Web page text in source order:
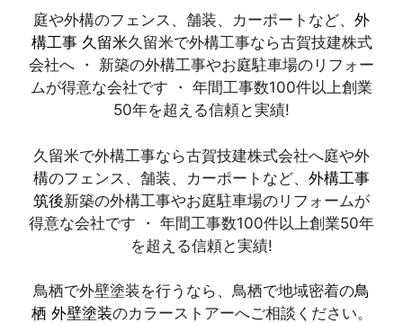
庭や外構のフェンス、舗装、カーポートなど、 外
構工事 久留米久留米で外構工事なら古賀技建株式
会社へ ・ 新築の外構工事やお庭駐車場のリフォー
ムが得意な会社です ・ 年間工事数100件以上創業
50年を超える信頼と実績!
久留米で外構工事なら古賀技建株式会社へ庭や外
構のフェンス、舗装、カーポートなど、 外構工事
筑後新築の外構工事やお庭駐車場のリフォームが
得意な会社です ・ 年間工事数100件以上創業50年
を超える信頼と実績!
鳥栖で外壁塗装を行うなら、鳥栖で地域密着の鳥
栖 外壁塗装のカラーストアーへご相談ください。